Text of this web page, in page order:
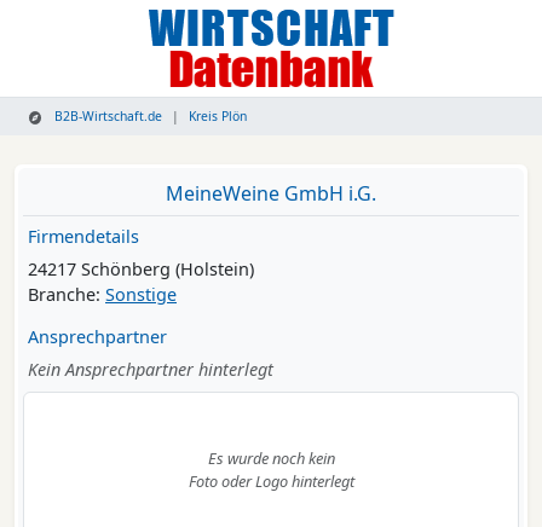
B2B-Wirtschaft.de Kreis Plön
MeineWeine GmbH i.G.
Firmendetails
24217 Schönberg (Holstein)
Branche: Sonstige
Ansprechpartner
Kein Ansprechpartner hinterlegt
Es wurde noch kein
Foto oder Logo hinterlegt